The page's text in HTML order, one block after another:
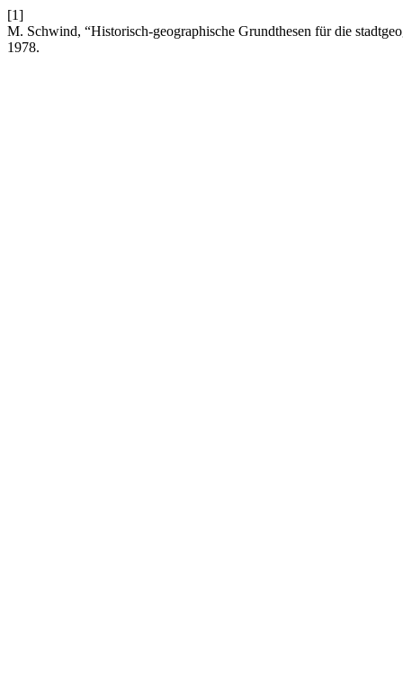
[1]
M. Schwind, “Historisch-geographische Grundthesen für die
1978.